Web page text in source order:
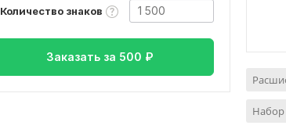
Количество знаков
Заказать за 500 ₽
Набор